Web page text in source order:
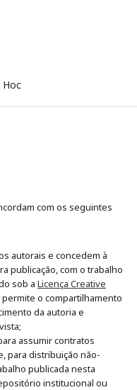
Hoc
com os seguintes
autorais e concedem à
publicação, com o trabalho
sob a Licença Creative
o compartilhamento
da autoria e
assumir contratos
para distribuição não-
publicada nesta
institucional ou